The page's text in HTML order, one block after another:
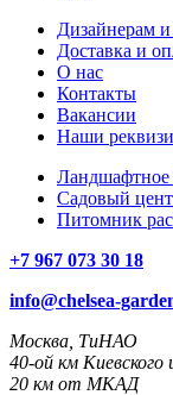
Дизайнерам и
Доставка и
О нас
Контакты
Вакансии
Наши
Садовый
Питомник
+7 967 073 30 18
info@chelsea-
Москва, ТиНАО
40-ой км Киевского
20 км от МКАД